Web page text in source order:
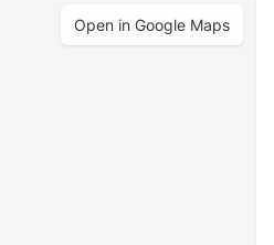
Open in Google Maps